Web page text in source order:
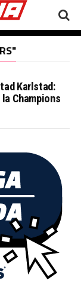
Karlstad:
Champions